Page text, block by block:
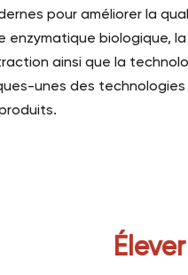
pour améliorer la
enzymatique biologique,
ainsi que la
unes des